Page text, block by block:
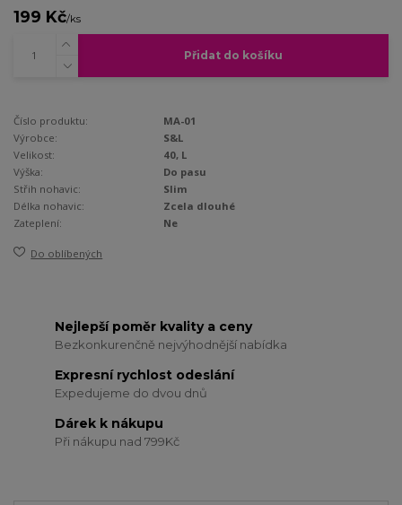
199 Kč/ks
Přidat do košíku
Číslo produktu:
MA-01
Výrobce:
S&L
Velikost:
40, L
Výška:
Do pasu
Střih nohavic:
Slim
Délka nohavic:
Zcela dlouhé
Zateplení:
Ne
Do oblíbených
Nejlepší poměr kvality a ceny
Bezkonkurenčně nejvýhodnější nabídka
Expresní rychlost odeslání
Expedujeme do dvou dnů
Dárek k nákupu
Při nákupu nad 799Kč